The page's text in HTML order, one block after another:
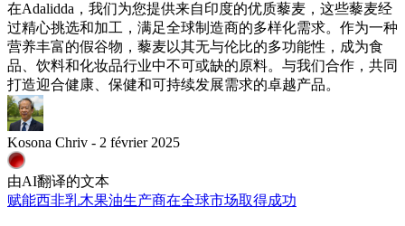
在Adalidda，我们为您提供来自印度的优质藜麦，这些藜麦经
过精心挑选和加工，满足全球制造商的多样化需求。作为一种
营养丰富的假谷物，藜麦以其无与伦比的多功能性，成为食
品、饮料和化妆品行业中不可或缺的原料。与我们合作，共同
打造迎合健康、保健和可持续发展需求的卓越产品。
Kosona Chriv - 2 février 2025
由AI翻译的文本
赋能西非乳木果油生产商在全球市场取得成功